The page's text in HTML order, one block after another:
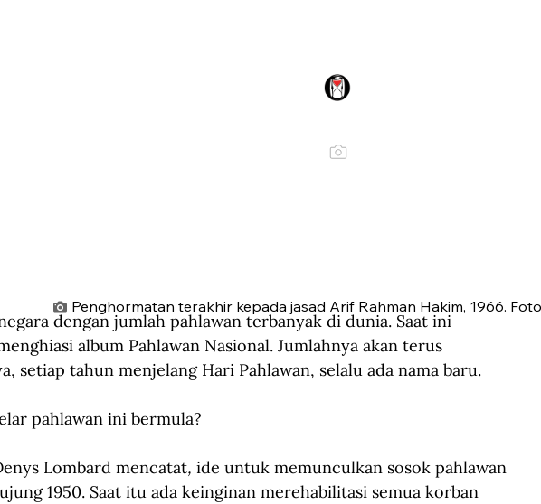
Penghormatan terakhir kepada jasad Arif Rahman Hakim, 1966.
dengan jumlah pahlawan terbanyak di dunia. Saat ini
album Pahlawan Nasional. Jumlahnya akan terus
setiap tahun menjelang Hari Pahlawan, selalu ada nama baru.
pahlawan ini bermula?
Lombard mencatat, ide untuk memunculkan sosok pahlawan
1950. Saat itu ada keinginan merehabilitasi semua korban